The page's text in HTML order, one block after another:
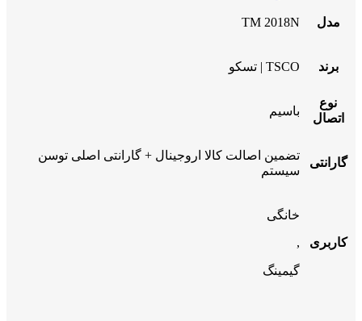
مدل TM 2018N
برند TSCO | تسکو
نوع
اتصال
باسیم
گارانتی
تضمین اصالت کالا اروجینال + گارانتی اصلی توسن
سیستم
کاربری
خانگی
,
گیمینگ